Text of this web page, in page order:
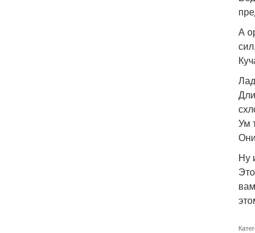
А
сил.
Ум
Ну